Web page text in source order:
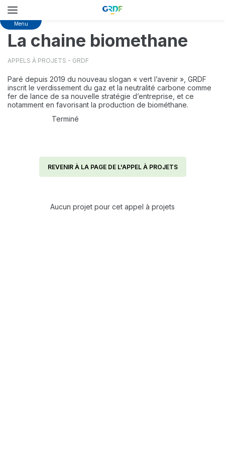
Skip
main
Menu
La chaine biomethane
APPELS À PROJETS - GRDF
Paré depuis 2019 du nouveau slogan « vert l’avenir », GRDF
inscrit le verdissement du gaz et la neutralité carbone comme
fer de lance de sa nouvelle stratégie d’entreprise, et ce
notamment en favorisant la production de biométhane.
Terminé
REVENIR À LA PAGE DE L'APPEL À PROJETS
Aucun projet pour cet appel à projets